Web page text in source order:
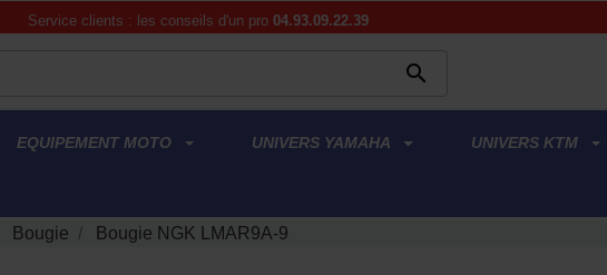
Service clients : les conseils d'un pro 04.93.09.22.39

EQUIPEMENT MOTO UNIVERS YAMAHA UNIVERS KTM
Bougie Bougie NGK LMAR9A-9